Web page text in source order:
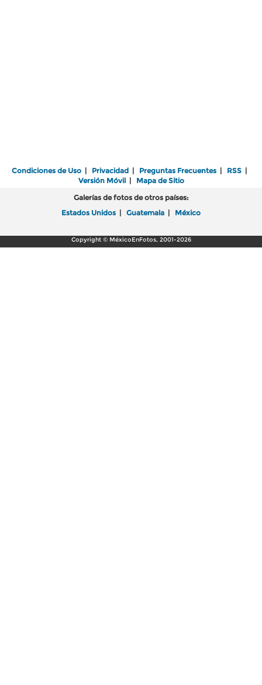
Condiciones de Uso | Privacidad | Preguntas Frecuentes | RSS |
Versión Móvil| Mapa de Sitio
Galerías de fotos de otros países:
Estados Unidos | Guatemala | México
Copyright © MéxicoEnFotos, 2001-2026